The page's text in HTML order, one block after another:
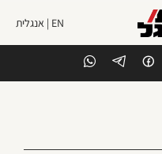
EN | אנגלית